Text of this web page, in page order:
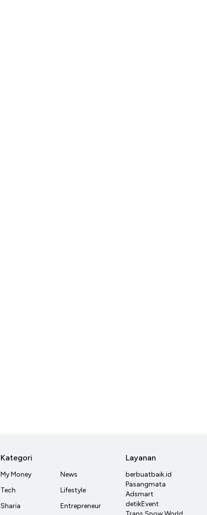
Kategori
My Money
Tech
Sharia
News
Lifestyle
Entrepreneur
Layanan
berbuatbaik.id
Pasangmata
Adsmart
detikEvent